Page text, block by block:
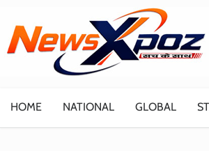
content
HOME NATIONAL GLOBAL